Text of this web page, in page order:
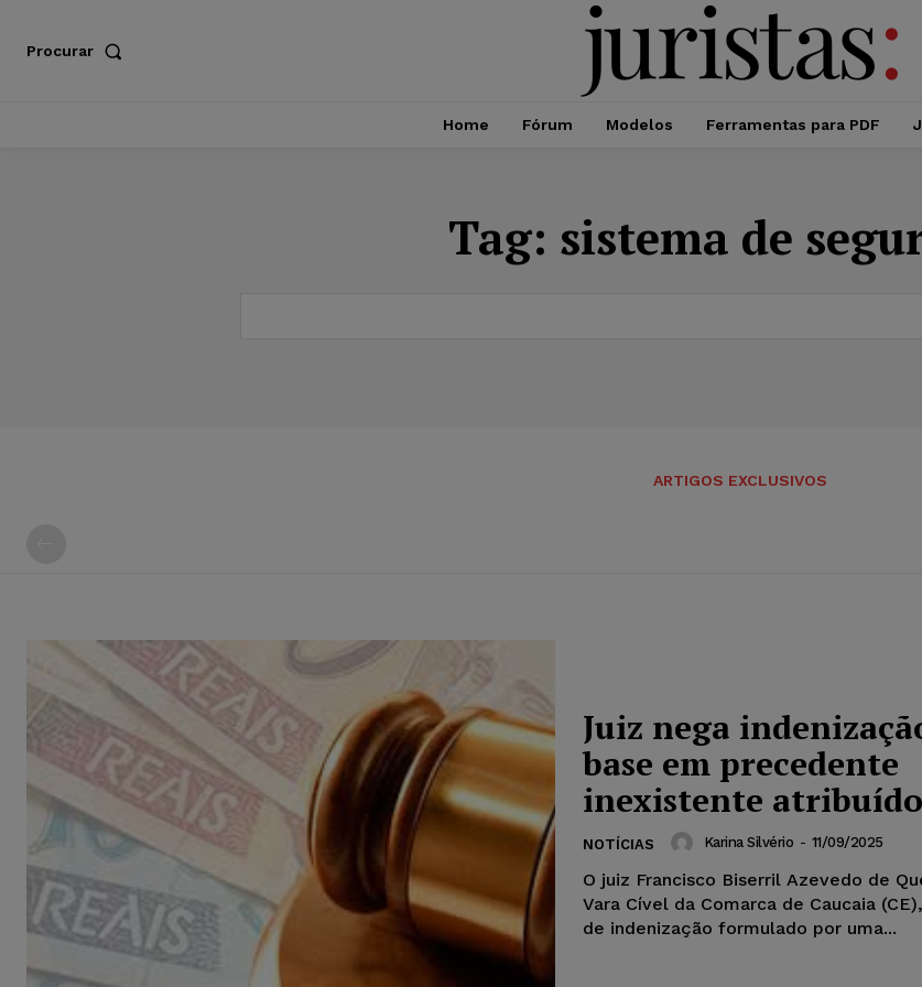
Procurar
Home Fórum Modelos Ferramentas para PDF
Tag: sistema de
ARTIGOS EXCLUSIVOS
Juiz nega
base em precedente
inexistente atribuído
NOTÍCIAS Karina Silvério - 11/09/2025
O juiz Francisco Biserril Azevedo de
Vara Cível da Comarca de Caucaia
de indenização formulado por uma...